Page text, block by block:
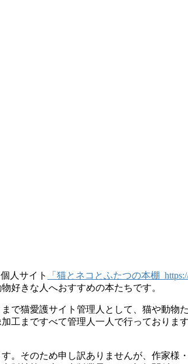
人サイト 「猫とネコとふたつの本棚
好きな人へおすすめの本たちです。
で猫愛護サイト管理人として、猫や動物
工まですべて管理人一人で行っており
。そのため申し訳ありませんが、作家様